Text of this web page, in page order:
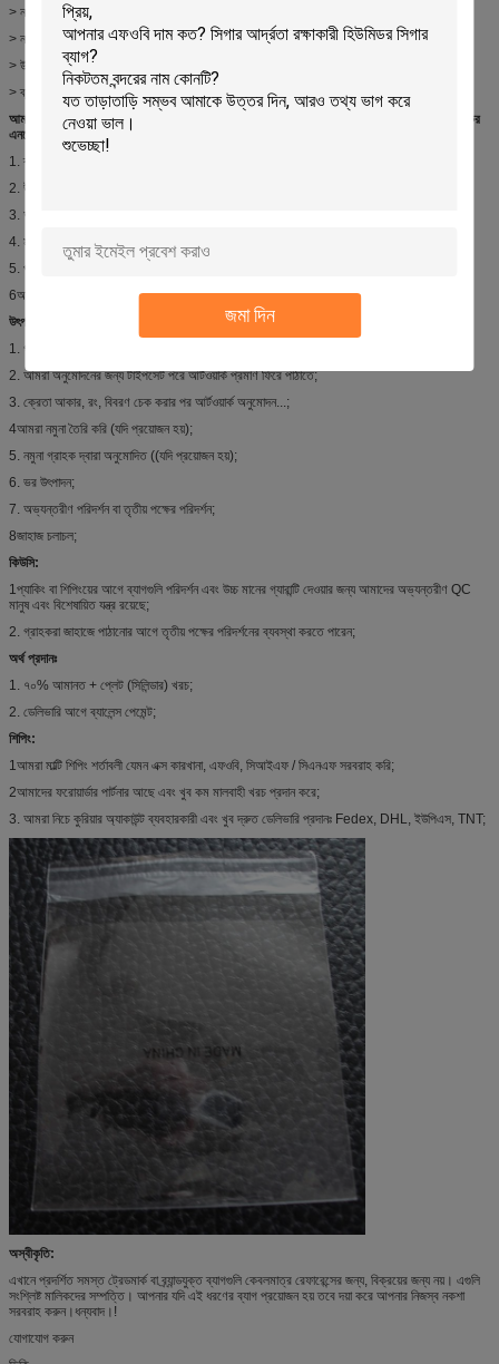
জমা দিন
> নমুনা সময়ঃ মুদ্রণ সহ প্রায় 8 দিন
> নমুনা খরচঃ $১৫০ + প্লেট (সিলিন্ডার) খরচ;
> উৎপাদনের সময়ঃ প্রায় ৮ ∙ ১৮ দিন ২০০ কে এর নিচে পরিমাণের জন্য;
> ব্যবহারকারীর নমুনা বা ব্যবহারকারীর সংজ্ঞায়িত নকশা, শৈলী, আকার, লোগো, রঙ গ্রহণযোগ্য।
আমরা পেশাদার কারখানা তৈরি করতে
গার্মেন্টস / পোশাক / পোশাক / অন্তর্বাসের জন্য স্বচ্ছ স্ব-আঠালো প্লাস্টিকের
এনভেলপ ব্যাগ।
যদি আপনার সঠিক উদ্ধৃতি প্রয়োজন হয় তাহলে দয়া করে নিচে বিস্তারিত তথ্য দিন।
1. ব্যাগের স্টাইল (যদি সম্ভব হয় তাহলে আমাদের ছবি দেখান);
2. উপাদান এবং বেধ;
3. আকার;
4. মুদ্রণ ((ডিজাইন);
5. পরিমাণ;
6আপনার প্রয়োজনীয় অন্যান্য বিবরণ বা আনুষাঙ্গিক;
উৎপাদন প্রক্রিয়াঃ
1. গ্রাহক ডিজাইন / আর্টওয়ার্ক প্রদান;
2. আমরা অনুমোদনের জন্য টাইপসেট পরে আর্টওয়ার্ক প্রমাণ ফিরে পাঠাতে;
3. ক্রেতা আকার, রং, বিবরণ চেক করার পর আর্টওয়ার্ক অনুমোদন...;
4আমরা নমুনা তৈরি করি (যদি প্রয়োজন হয়);
5. নমুনা গ্রাহক দ্বারা অনুমোদিত ((যদি প্রয়োজন হয়);
6. ভর উৎপাদন;
7. অভ্যন্তরীণ পরিদর্শন বা তৃতীয় পক্ষের পরিদর্শন;
8জাহাজ চলাচল;
কিউসি:
1প্যাকিং বা শিপিংয়ের আগে ব্যাগগুলি পরিদর্শন এবং উচ্চ মানের গ্যারান্টি দেওয়ার জন্য আমাদের অভ্যন্তরীণ QC
মানুষ এবং বিশেষায়িত যন্ত্র রয়েছে;
2. গ্রাহকরা জাহাজে পাঠানোর আগে তৃতীয় পক্ষের পরিদর্শনের ব্যবস্থা করতে পারেন;
অর্থ প্রদানঃ
1. ৭০% আমানত + প্লেট (সিলিন্ডার) খরচ;
2. ডেলিভারি আগে ব্যালেন্স পেমেন্ট;
শিপিং:
1আমরা মাল্টি শিপিং শর্তাবলী যেমন এক্স কারখানা, এফওবি, সিআইএফ / সিএনএফ সরবরাহ করি;
2আমাদের ফরোয়ার্ডার পার্টনার আছে এবং খুব কম মালবাহী খরচ প্রদান করে;
3. আমরা নিচে কুরিয়ার অ্যাকাউন্ট ব্যবহারকারী এবং খুব দ্রুত ডেলিভারি প্রদানঃ Fedex, DHL, ইউপিএস, TNT;
অস্বীকৃতি:
এখানে প্রদর্শিত সমস্ত ট্রেডমার্ক বা ব্র্যান্ডযুক্ত ব্যাগগুলি কেবলমাত্র রেফারেন্সের জন্য, বিক্রয়ের জন্য নয়। এগুলি
সংশ্লিষ্ট মালিকদের সম্পত্তি। আপনার যদি এই ধরণের ব্যাগ প্রয়োজন হয় তবে দয়া করে আপনার নিজস্ব নকশা
সরবরাহ করুন।ধন্যবাদ।!
যোগাযোগ করুন